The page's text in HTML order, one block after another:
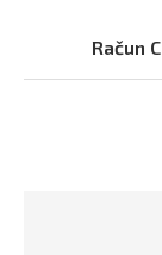
Račun